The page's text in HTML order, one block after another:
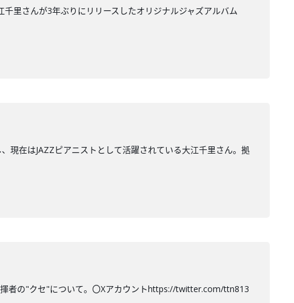
里さんが3年ぶりにリリースしたオリジナルジャズアルバム
現在はJAZZピアニストとして活躍されている大江千里さん。拠
者の"クセ"について。〇Xアカウントhttps://twitter.com/ttn813